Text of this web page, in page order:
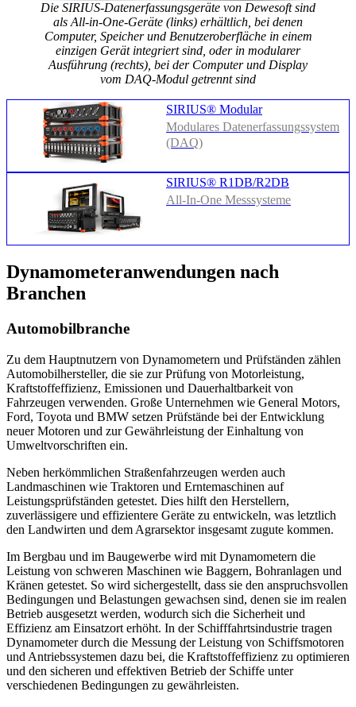
Die SIRIUS-Datenerfassungsgeräte von Dewesoft sind
als All-in-One-Geräte (links) erhältlich, bei denen
Computer, Speicher und Benutzeroberfläche in einem
einzigen Gerät integriert sind, oder in modularer
Ausführung (rechts), bei der Computer und Display
vom DAQ-Modul getrennt sind
SIRIUS® Modular
Modulares Datenerfassungssystem
(DAQ)
SIRIUS® R1DB/R2DB
All-In-One Messsysteme
Dynamometeranwendungen nach
Branchen
Automobilbranche
Zu dem Hauptnutzern von Dynamometern und Prüfständen zählen
Automobilhersteller, die sie zur Prüfung von Motorleistung,
Kraftstoffeffizienz, Emissionen und Dauerhaltbarkeit von
Fahrzeugen verwenden. Große Unternehmen wie General Motors,
Ford, Toyota und BMW setzen Prüfstände bei der Entwicklung
neuer Motoren und zur Gewährleistung der Einhaltung von
Umweltvorschriften ein.
Neben herkömmlichen Straßenfahrzeugen werden auch
Landmaschinen wie Traktoren und Erntemaschinen auf
Leistungsprüfständen getestet. Dies hilft den Herstellern,
zuverlässigere und effizientere Geräte zu entwickeln, was letztlich
den Landwirten und dem Agrarsektor insgesamt zugute kommen.
Im Bergbau und im Baugewerbe wird mit Dynamometern die
Leistung von schweren Maschinen wie Baggern, Bohranlagen und
Kränen getestet. So wird sichergestellt, dass sie den anspruchsvollen
Bedingungen und Belastungen gewachsen sind, denen sie im realen
Betrieb ausgesetzt werden, wodurch sich die Sicherheit und
Effizienz am Einsatzort erhöht. In der Schifffahrtsindustrie tragen
Dynamometer durch die Messung der Leistung von Schiffsmotoren
und Antriebssystemen dazu bei, die Kraftstoffeffizienz zu optimieren
und den sicheren und effektiven Betrieb der Schiffe unter
verschiedenen Bedingungen zu gewährleisten.